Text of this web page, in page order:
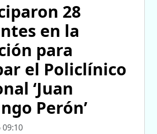
28
en la
para
el Policlínico
‘Juan
Perón’